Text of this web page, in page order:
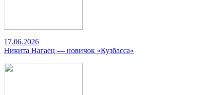
17.06.2026
Никита Нагаец — новичок «Кузбасса»